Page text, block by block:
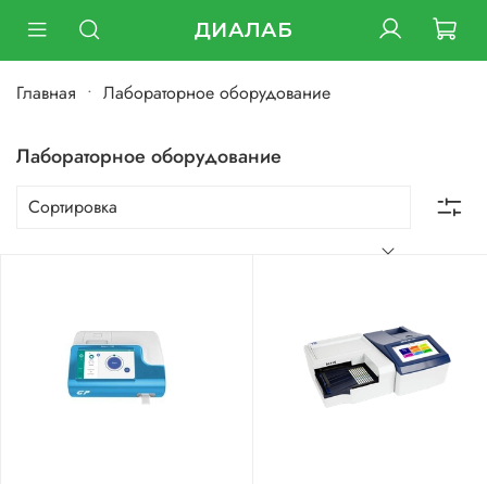
ДИАЛАБ
Главная Лабораторное оборудование
Лабораторное оборудование